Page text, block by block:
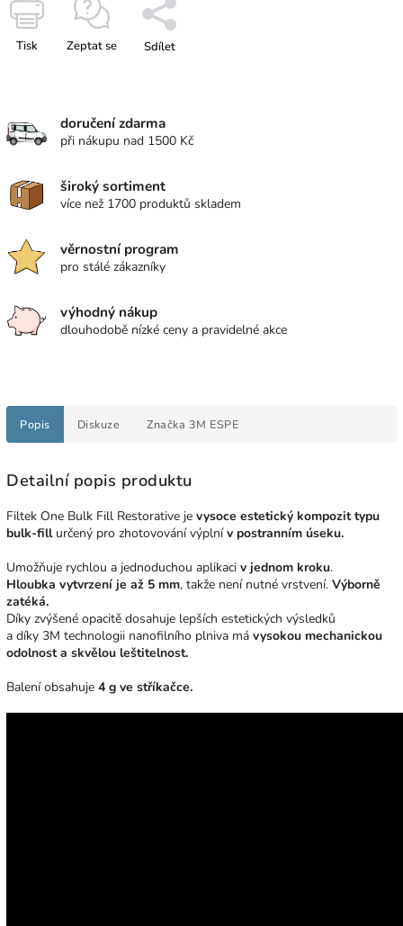
Tisk Zeptat se Sdílet
doručení zdarma
při nákupu nad 1500 Kč
široký sortiment
více než 1700 produktů skladem
věrnostní program
pro stálé zákazníky
výhodný nákup
dlouhodobě nízké ceny a pravidelné akce
Popis Diskuze Značka 3M ESPE
Detailní popis produktu
Filtek One Bulk Fill Restorative je vysoce estetický kompozit typu
bulk-fillurčený pro zhotovování výplnív postranním úseku.
Umožňuje rychlou a jednoduchou aplikaci v jednom kroku.
Hloubka vytvrzení je až 5 mm, takže není nutné vrstvení. Výborně
zatéká.
Díky zvýšené opacitě dosahuje lepších estetických výsledků
a díky 3M technologii nanofilního plniva má vysokou mechanickou
odolnost a skvělou leštitelnost.
Balení obsahuje 4 g ve stříkačce.